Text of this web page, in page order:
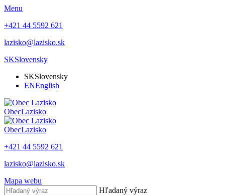
Menu
+421 44 5592 621
lazisko@lazisko.sk
SKSlovensky
SKSlovensky
ENEnglish
ObecLazisko
ObecLazisko
+421 44 5592 621
lazisko@lazisko.sk
Mapa webu
Hľadaný výraz